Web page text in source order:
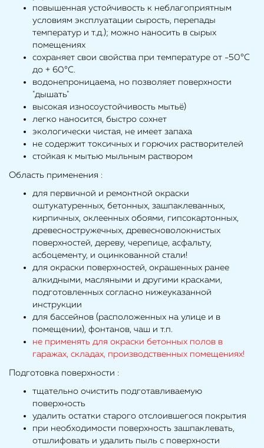
повышенная устойчивость к неблагоприятным
условиям эксплуатации сырость, перепады
температур и т.д.); можно наносить в сырых
помещениях
сохраняет свои свойства при температуре от -50°С
до + 60°С.
водонепроницаема, но позволяет поверхности
"дышать"
высокая износоустойчивость мытьё)
легко наносится, быстро сохнет
экологически чистая, не имеет запаха
не содержит токсичных и горючих растворителей
стойкая к мытью мыльным раствором
Область применения :
для первичной и ремонтной окраски
оштукатуренных, бетонных, зашпаклеванных,
кирпичных, оклеенных обоями, гипсокартонных,
древесностружечных, древесноволокнистых
поверхностей, дереву, черепице, асфальту,
асбоцементу, и оцинкованной стали!
для окраски поверхностей, окрашенных ранее
алкидными, масляными и другими красками,
подготовленных согласно нижеуказанной
инструкции
для бассейнов (расположенных на улице и в
помещении), фонтанов, чаш и т.п.
не применять для окраски бетонных полов в
гаражах, складах, производственных помещениях!
Подготовка поверхности :
тщательно очистить подготавливаемую
поверхность
удалить остатки старого отслоившегося покрытия
при необходимости поверхность зашпаклевать,
отшлифовать и удалить пыль с поверхности